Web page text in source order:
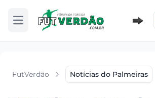
Abrir menu
FutVerdão Notícias do Palmeiras